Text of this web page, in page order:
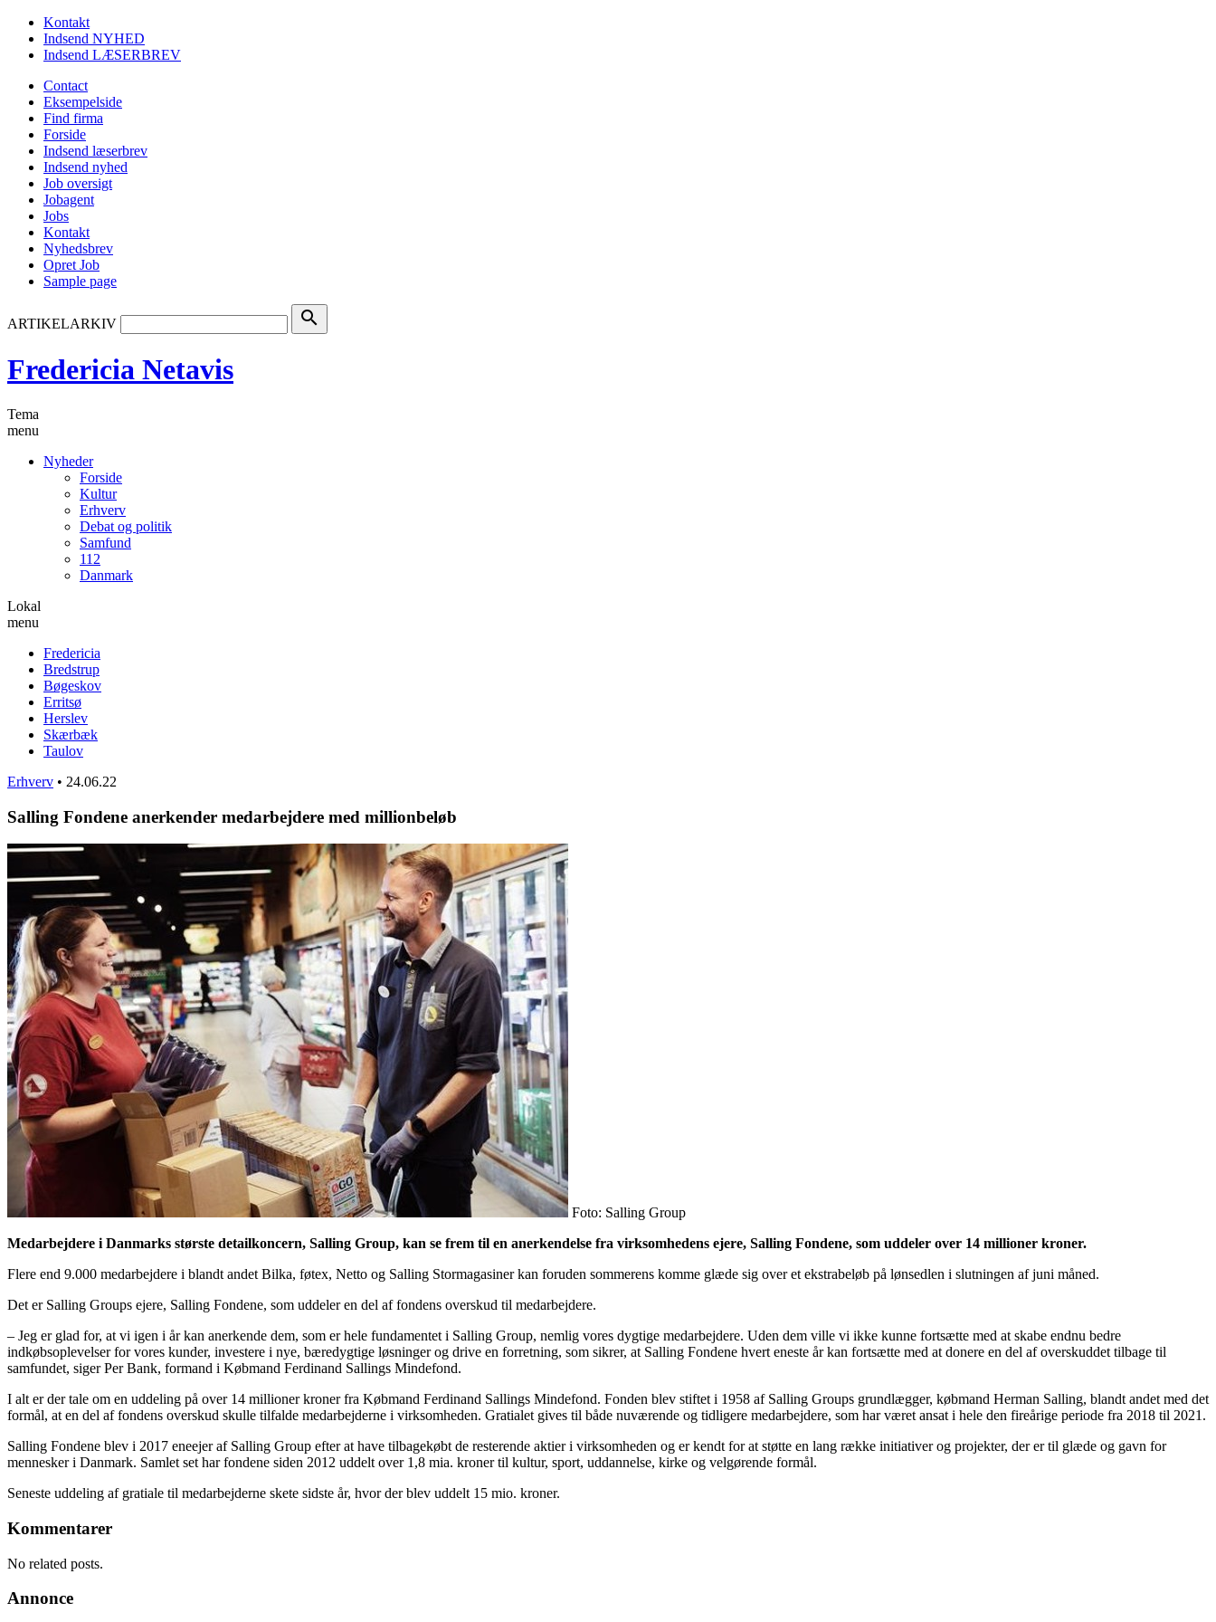
Kontakt
Indsend NYHED
Indsend LÆSERBREV
Contact
Eksempelside
Find firma
Forside
Indsend læserbrev
Indsend nyhed
Job oversigt
Jobagent
Jobs
Kontakt
Nyhedsbrev
Opret Job
Sample page
ARTIKELARKIV search
Fredericia Netavis
Tema
menu
Nyheder
Forside
Kultur
Erhverv
Debat og politik
Samfund
112
Danmark
Lokal
menu
Fredericia
Bredstrup
Bøgeskov
Erritsø
Herslev
Skærbæk
Taulov
Erhverv • 24.06.22
Salling Fondene anerkender medarbejdere med millionbeløb
Foto: Salling Group
Medarbejdere i Danmarks største detailkoncern, Salling Group, kan se frem til en anerkendelse fra virksomhedens ejere, Salling Fondene, som uddeler over 14 millioner kroner.
Flere end 9.000 medarbejdere i blandt andet Bilka, føtex, Netto og Salling Stormagasiner kan foruden sommerens komme glæde sig over et ekstrabeløb på lønsedlen i slutningen af juni måned.
Det er Salling Groups ejere, Salling Fondene, som uddeler en del af fondens overskud til medarbejdere.
– Jeg er glad for, at vi igen i år kan anerkende dem, som er hele fundamentet i Salling Group, nemlig vores dygtige medarbejdere. Uden dem ville vi ikke kunne fortsætte med at skabe endnu bedre
indkøbsoplevelser for vores kunder, investere i nye, bæredygtige løsninger og drive en forretning, som sikrer, at Salling Fondene hvert eneste år kan fortsætte med at donere en del af overskuddet tilbage til
samfundet, siger Per Bank, formand i Købmand Ferdinand Sallings Mindefond.
I alt er der tale om en uddeling på over 14 millioner kroner fra Købmand Ferdinand Sallings Mindefond. Fonden blev stiftet i 1958 af Salling Groups grundlægger, købmand Herman Salling, blandt andet med det
formål, at en del af fondens overskud skulle tilfalde medarbejderne i virksomheden. Gratialet gives til både nuværende og tidligere medarbejdere, som har været ansat i hele den fireårige periode fra 2018 til 2021.
Salling Fondene blev i 2017 eneejer af Salling Group efter at have tilbagekøbt de resterende aktier i virksomheden og er kendt for at støtte en lang række initiativer og projekter, der er til glæde og gavn for
mennesker i Danmark. Samlet set har fondene siden 2012 uddelt over 1,8 mia. kroner til kultur, sport, uddannelse, kirke og velgørende formål.
Seneste uddeling af gratiale til medarbejderne skete sidste år, hvor der blev uddelt 15 mio. kroner.
Kommentarer
No related posts.
Annonce